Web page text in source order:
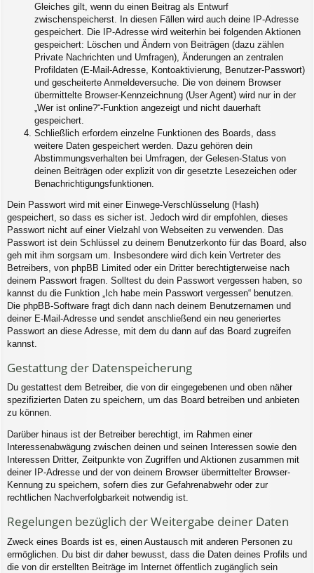
Gleiches gilt, wenn du einen Beitrag als Entwurf
zwischenspeicherst. In diesen Fällen wird auch deine IP-Adresse
gespeichert. Die IP-Adresse wird weiterhin bei folgenden Aktionen
gespeichert: Löschen und Ändern von Beiträgen (dazu zählen
Private Nachrichten und Umfragen), Änderungen an zentralen
Profildaten (E-Mail-Adresse, Kontoaktivierung, Benutzer-Passwort)
und gescheiterte Anmeldeversuche. Die von deinem Browser
übermittelte Browser-Kennzeichnung (User Agent) wird nur in der
„Wer ist online?“-Funktion angezeigt und nicht dauerhaft
gespeichert.
Schließlich erfordern einzelne Funktionen des Boards, dass
weitere Daten gespeichert werden. Dazu gehören dein
Abstimmungsverhalten bei Umfragen, der Gelesen-Status von
deinen Beiträgen oder explizit von dir gesetzte Lesezeichen oder
Benachrichtigungsfunktionen.
Dein Passwort wird mit einer Einwege-Verschlüsselung (Hash)
gespeichert, so dass es sicher ist. Jedoch wird dir empfohlen, dieses
Passwort nicht auf einer Vielzahl von Webseiten zu verwenden. Das
Passwort ist dein Schlüssel zu deinem Benutzerkonto für das Board, also
geh mit ihm sorgsam um. Insbesondere wird dich kein Vertreter des
Betreibers, von phpBB Limited oder ein Dritter berechtigterweise nach
deinem Passwort fragen. Solltest du dein Passwort vergessen haben, so
kannst du die Funktion „Ich habe mein Passwort vergessen“ benutzen.
Die phpBB-Software fragt dich dann nach deinem Benutzernamen und
deiner E-Mail-Adresse und sendet anschließend ein neu generiertes
Passwort an diese Adresse, mit dem du dann auf das Board zugreifen
kannst.
Gestattung der Datenspeicherung
Du gestattest dem Betreiber, die von dir eingegebenen und oben näher
spezifizierten Daten zu speichern, um das Board betreiben und anbieten
zu können.
Darüber hinaus ist der Betreiber berechtigt, im Rahmen einer
Interessenabwägung zwischen deinen und seinen Interessen sowie den
Interessen Dritter, Zeitpunkte von Zugriffen und Aktionen zusammen mit
deiner IP-Adresse und der von deinem Browser übermittelter Browser-
Kennung zu speichern, sofern dies zur Gefahrenabwehr oder zur
rechtlichen Nachverfolgbarkeit notwendig ist.
Regelungen bezüglich der Weitergabe deiner Daten
Zweck eines Boards ist es, einen Austausch mit anderen Personen zu
ermöglichen. Du bist dir daher bewusst, dass die Daten deines Profils und
die von dir erstellten Beiträge im Internet öffentlich zugänglich sein